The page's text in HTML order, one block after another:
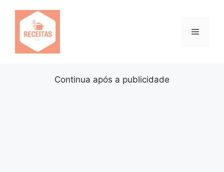
conteúdo
Menu
Continua após a publicidade